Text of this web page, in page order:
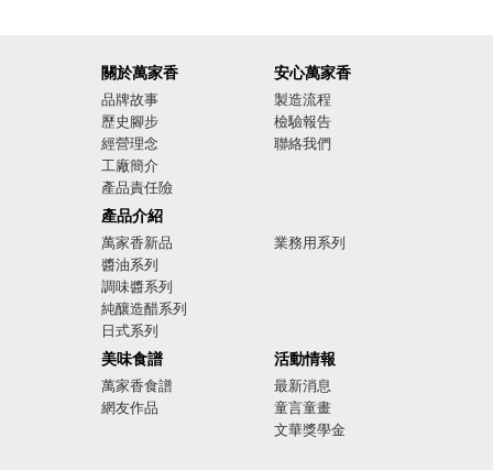
關於萬家香
品牌故事
歷史腳步
經營理念
工廠簡介
產品責任險
廣告影音
產品介紹
萬家香新品
醬油系列
調味醬系列
純釀造醋系列
日式系列
業務用系列
美味食譜
萬家香食譜
網友作品
安心萬家香
製造流程
檢驗報告
聯絡我們
活動情報
最新消息
童言童畫
文華獎學金